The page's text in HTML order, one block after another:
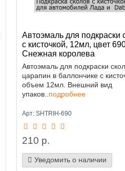
Автоэмаль для подкраски
с кисточкой, 12мл, цвет
Снежная королева
Автоэмаль для подкраски
царапин в баллончике с
объем 12мл. Внешний вид
упаков.. подробнее
Арт: SHTRIH-690
210 р.
Уведомить о наличии